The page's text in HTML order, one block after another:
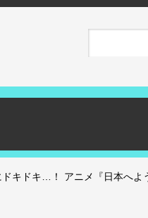
キドキ…！ アニメ『日本へ